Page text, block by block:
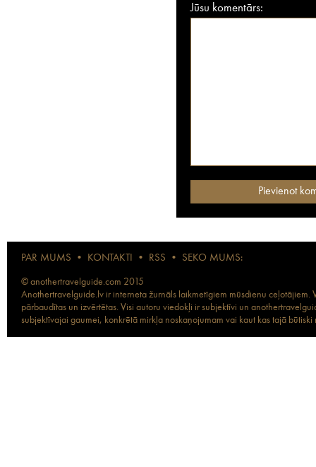
Jūsu komentārs:
PAR MUMS • KONTAKTI • RSS • SEKO MUMS:
© anothertravelguide.com 2015
Anothertravelguide.lv ir interneta žurnāls laikmetīgiem mūsdienu
pārbaudītas un izvērtētas. Visi autoru viedokļi ir subjektīvi un
subjektīvajai gaumei, konkrētā mirkļa noskaņojumam vai kaut kas tajā